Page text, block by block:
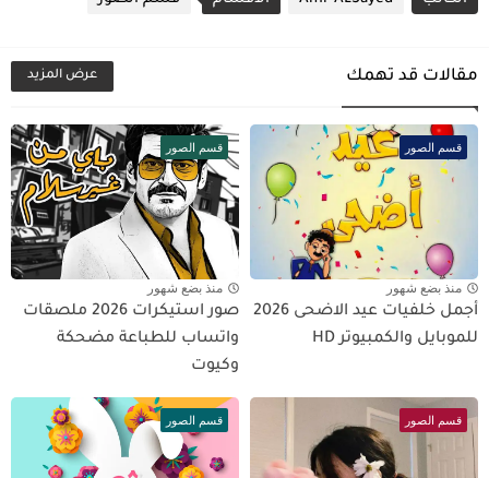
مقالات قد تهمك عرض المزيد
قسم الصور
منذ بضع شهور
أجمل خلفيات عيد الاضحى 2026
للموبايل والكمبيوتر HD
قسم الصور
منذ بضع شهور
صور استيكرات 2026 ملصقات
واتساب للطباعة مضحكة
وكيوت
قسم الصور قسم الصور